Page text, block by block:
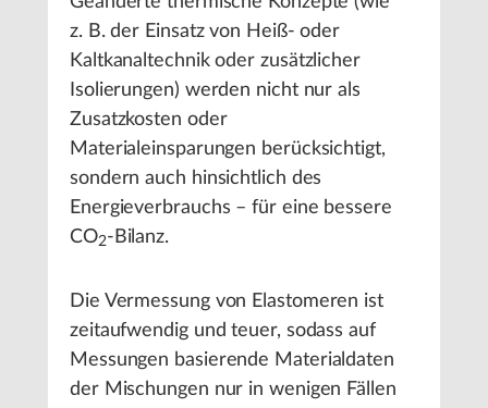
z. B. der Einsatz von Heiß- oder
Kaltkanaltechnik oder zusätzlicher
Isolierungen) werden nicht nur als
Zusatzkosten oder
Materialeinsparungen berücksichtigt,
sondern auch hinsichtlich des
Energieverbrauchs – für eine bessere
CO2-Bilanz.
Die Vermessung von Elastomeren ist
zeitaufwendig und teuer, sodass auf
Messungen basierende Materialdaten
der Mischungen nur in wenigen Fällen